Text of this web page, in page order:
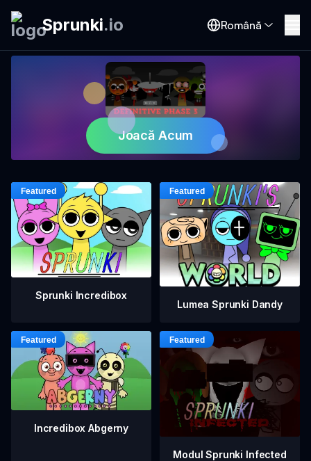
Sprunki.io Română
Joacă Acum
Sprunki Incredibox
Lumea Sprunki Dandy
Incredibox Abgerny
Modul Sprunki Infected